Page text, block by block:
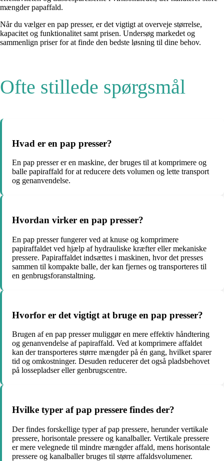
mængder papaffald.
Når du vælger en pap presser, er det vigtigt at overveje størrelse,
kapacitet og funktionalitet samt prisen. Undersøg markedet og
sammenlign priser for at finde den bedste løsning til dine behov.
Ofte stillede spørgsmål
Hvad er en pap presser?
En pap presser er en maskine, der bruges til at komprimere og
balle papiraffald for at reducere dets volumen og lette transport
og genanvendelse.
Hvordan virker en pap presser?
En pap presser fungerer ved at knuse og komprimere
papiraffaldet ved hjælp af hydrauliske kræfter eller mekaniske
pressere. Papiraffaldet indsættes i maskinen, hvor det presses
sammen til kompakte balle, der kan fjernes og transporteres til
en genbrugsforanstaltning.
Hvorfor er det vigtigt at bruge en pap presser?
Brugen af en pap presser muliggør en mere effektiv håndtering
og genanvendelse af papiraffald. Ved at komprimere affaldet
kan der transporteres større mængder på én gang, hvilket sparer
tid og omkostninger. Desuden reducerer det også pladsbehovet
på lossepladser eller genbrugscentre.
Hvilke typer af pap pressere findes der?
Der findes forskellige typer af pap pressere, herunder vertikale
pressere, horisontale pressere og kanalballer. Vertikale pressere
er mere velegnede til mindre mængder affald, mens horisontale
pressere og kanalballer bruges til større affaldsvolumener.